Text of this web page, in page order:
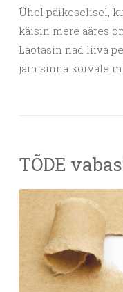
Ühel päikeselisel,
käisin mere ääres
Laotasin nad liiva
jäin sinna kõrvale
TÕDE